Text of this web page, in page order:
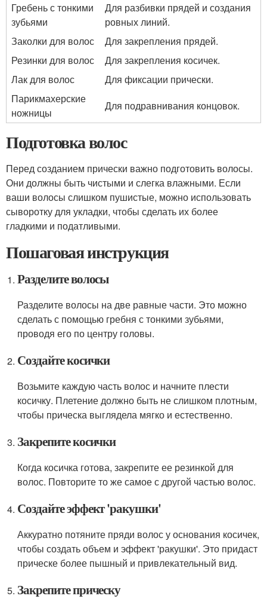
Гребень с тонкими
зубьями
Для разбивки прядей и создания
ровных линий.
Заколки для волос
Для закрепления прядей.
Резинки для волос
Для закрепления косичек.
Лак для волос
Для фиксации прически.
Парикмахерские
ножницы
Для подравнивания концовок.
Подготовка волос
Перед созданием прически важно подготовить волосы.
Они должны быть чистыми и слегка влажными. Если
ваши волосы слишком пушистые, можно использовать
сыворотку для укладки, чтобы сделать их более
гладкими и податливыми.
Пошаговая инструкция
Разделите волосы
Разделите волосы на две равные части. Это можно
сделать с помощью гребня с тонкими зубьями,
проводя его по центру головы.
Создайте косички
Возьмите каждую часть волос и начните плести
косичку. Плетение должно быть не слишком плотным,
чтобы прическа выглядела мягко и естественно.
Закрепите косички
Когда косичка готова, закрепите ее резинкой для
волос. Повторите то же самое с другой частью волос.
Создайте эффект 'ракушки'
Аккуратно потяните пряди волос у основания косичек,
чтобы создать объем и эффект 'ракушки'. Это придаст
прическе более пышный и привлекательный вид.
Закрепите прическу